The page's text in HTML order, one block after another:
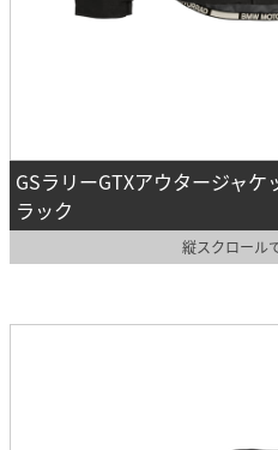
GSラリーGTXアウタージャ
ラック
縦スクロール